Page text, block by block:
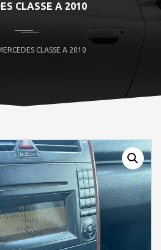
CLASSE A 2010
CLASSE A 2010